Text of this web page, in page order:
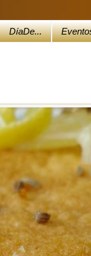
DíaDe...